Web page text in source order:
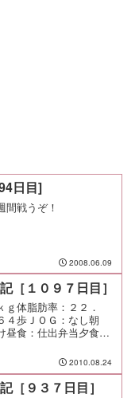
日目]
間戦うぞ！
2008.06.09
［１０９７日目］
ｇ体脂肪率：２２．
４歩ＪＯＧ：なし朝
昼食：仕出弁当夕食：
ジャンル系を諸々試さ
2010.08.24
［９３７日目］